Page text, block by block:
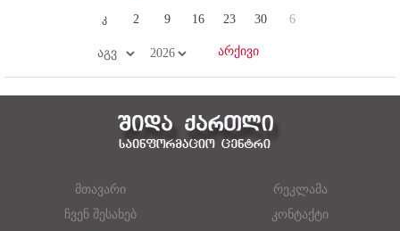
კ 2 9 16 23 30 6
მთავარი
რეკლამა
ჩვენ შესახებ
კონტაქტი